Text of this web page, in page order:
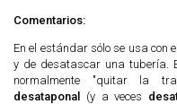
Comentarios:
En el estándar sólo se usa
y de desatascar una tubería.
normalmente "quitar la
desataponal
(y a veces